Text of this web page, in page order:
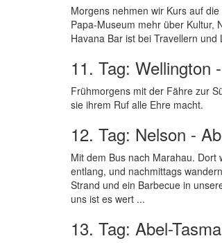
Morgens nehmen wir Kurs auf
Papa-Museum mehr über Kultur,
Havana Bar ist bei Travellern
11. Tag: Wellington
Frühmorgens mit der Fähre zur
sie ihrem Ruf alle Ehre macht.
12. Tag: Nelson -
Mit dem Bus nach Marahau.
entlang, und nachmittags
Strand und ein Barbecue in
uns ist es wert ...
13. Tag: Abel-